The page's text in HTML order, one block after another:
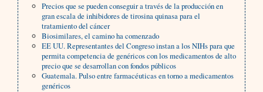
Precios que se pueden conseguir a través de la producción en
gran escala de inhibidores de tirosina quinasa para el
tratamiento del cáncer
Biosimilares, el camino ha comenzado
EE UU. Representantes del Congreso instan a los NIHs para que
permita competencia de genéricos con los medicamentos de alto
precio que se desarrollan con fondos públicos
Guatemala. Pulso entre farmacéuticas en torno a medicamentos
genéricos